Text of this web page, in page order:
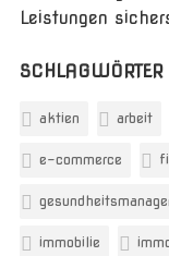
Leistungen
SCHLAGWÖRTER
aktien arbeit
e-commerce
immobilie